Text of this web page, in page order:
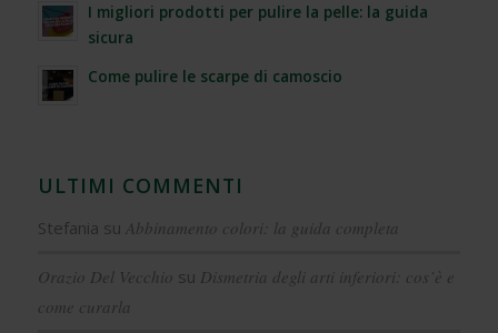
I migliori prodotti per pulire la pelle: la guida
sicura
Come pulire le scarpe di camoscio
ULTIMI COMMENTI
Stefania su Abbinamento colori: la guida completa
Orazio Del Vecchio su Dismetria degli arti inferiori: cos’è e
come curarla